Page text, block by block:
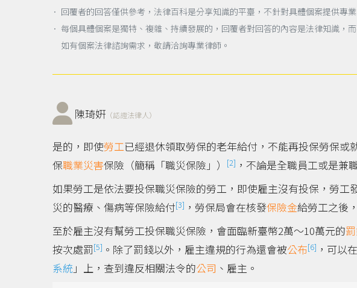
． 回覆者的回答僅供參考，法律百科是分享知識的平臺，不針對具體個案提供專
． 每個具體個案是獨特、複雜、持續發展的，回覆者對回答的內容是法律知識，
如有個案法律諮詢需求，敬請洽詢專業律師。
陳琦姸 （認證法律人）
是的，即使勞工已經退休領取勞保的老年給付，不能再投保勞保或
保職業災害保險（簡稱「職災保險」） [2] ，不論是全職員工或是兼
如果勞工是依法要投保職災保險的勞工，即使雇主沒有投保，勞
災的醫療、傷病等保險給付[3] ，勞保局會在核發保險金給勞工之後
至於雇主沒有幫勞工投保職災保險，會面臨新臺幣2萬～10萬元的
按次處罰[5] 。除了罰錢以外，雇主違規的行為還會被公布[6] ，可以
系統 」上，查到違反相關法令的公司 、雇主。